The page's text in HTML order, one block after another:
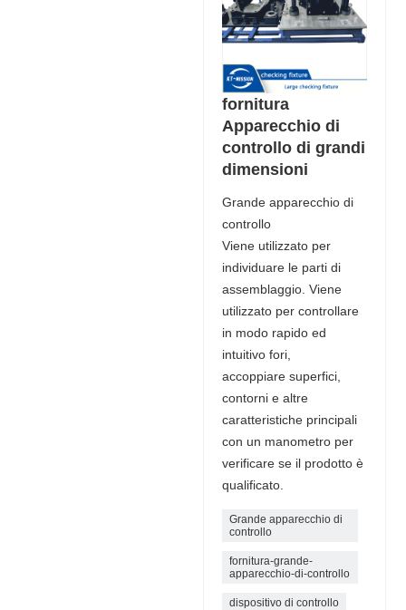
fornitura
Apparecchio di
controllo di grandi
dimensioni
Grande apparecchio di
controllo
Viene utilizzato per
individuare le parti di
assemblaggio. Viene
utilizzato per controllare
in modo rapido ed
intuitivo fori,
accoppiare superfici,
contorni e altre
caratteristiche principali
con un manometro per
verificare se il prodotto è
qualificato.
Grande apparecchio di
controllo
fornitura-grande-
apparecchio-di-controllo
dispositivo di controllo